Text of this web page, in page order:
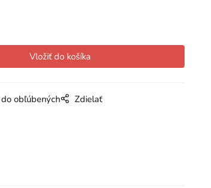
obľúbených Zdielať